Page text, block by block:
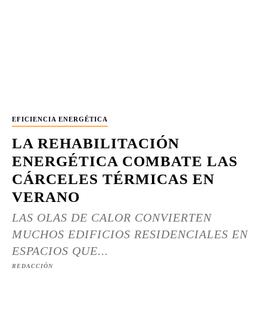
EFICIENCIA ENERGÉTICA
LA REHABILITACIÓN
ENERGÉTICA COMBATE LAS
CÁRCELES TÉRMICAS EN
VERANO
LAS OLAS DE CALOR CONVIERTEN
MUCHOS EDIFICIOS RESIDENCIALES EN
ESPACIOS QUE...
REDACCIÓN